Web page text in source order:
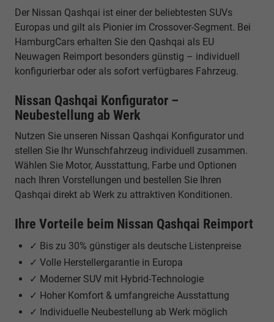
Der Nissan Qashqai ist einer der beliebtesten SUVs
Europas und gilt als Pionier im Crossover-Segment. Bei
HamburgCars erhalten Sie den Qashqai als EU
Neuwagen Reimport besonders günstig – individuell
konfigurierbar oder als sofort verfügbares Fahrzeug.
Nissan Qashqai Konfigurator –
Neubestellung ab Werk
Nutzen Sie unseren Nissan Qashqai Konfigurator und
stellen Sie Ihr Wunschfahrzeug individuell zusammen.
Wählen Sie Motor, Ausstattung, Farbe und Optionen
nach Ihren Vorstellungen und bestellen Sie Ihren
Qashqai direkt ab Werk zu attraktiven Konditionen.
Ihre Vorteile beim Nissan Qashqai Reimport
✓ Bis zu 30% günstiger als deutsche Listenpreise
✓ Volle Herstellergarantie in Europa
✓ Moderner SUV mit Hybrid-Technologie
✓ Hoher Komfort & umfangreiche Ausstattung
✓ Individuelle Neubestellung ab Werk möglich